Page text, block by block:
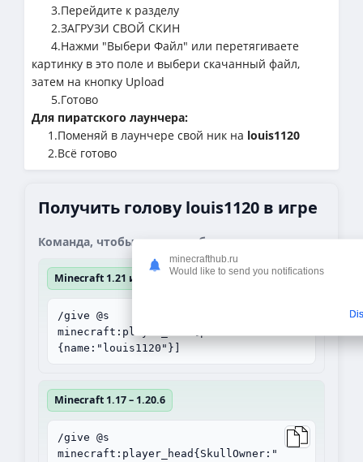
3.Перейдите к разделу
2.ЗАГРУЗИ СВОЙ СКИН
4.Нажми "Выбери Файл" или перетягиваете
картинку в это поле и выбери скачанный файл,
затем на кнопку Upload
5.Готово
Для пиратского лаунчера:
1.Поменяй в лаунчере свой ник на louis1120
2.Всё готово
Получить голову louis1120 в игре
Команда, чтобы получить блок:
Minecraft 1.21 и выше
/give @s
minecraft:player_head[profile=
{name:"louis1120"}]
Minecraft 1.17 – 1.20.6
/give @s
minecraft:player_head{SkullOwner:"
minecrafthub.ru
Would like to send you notifications